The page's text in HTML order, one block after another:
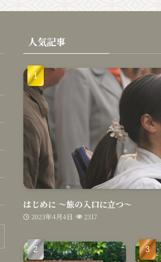
人気記事
はじめに 〜旅の入口に立つ〜
2023年4月4日 2317